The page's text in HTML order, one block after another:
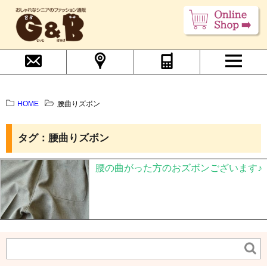
HOME 腰曲りズボン
タグ：腰曲りズボン
腰の曲がった方のおズボンございます♪